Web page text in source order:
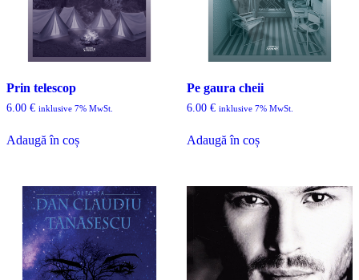
Prin telescop
6.00 € inklusive 7% MwSt.
Adaugă în coș
Pe gaura cheii
6.00 € inklusive 7% MwSt.
Adaugă în coș